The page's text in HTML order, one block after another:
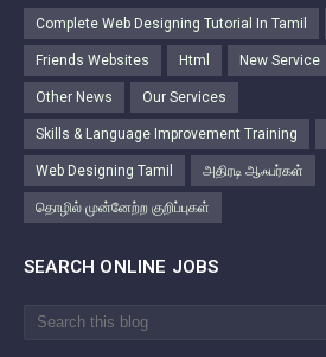
Complete Web Designing Tutorial In Tamil
Friends Websites Html New Service
Other News Our Services
Skills & Language Improvement Training
Web Designing Tamil அதிரடி ஆஃபர்கள்
தொழில் முன்னேற்ற குறிப்புகள்
SEARCH ONLINE JOBS